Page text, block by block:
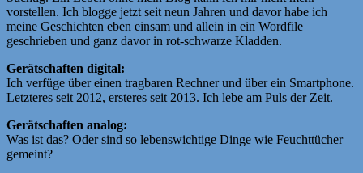
vorstellen. Ich blogge jetzt seit neun Jahren und davor habe ich
meine Geschichten eben einsam und allein in ein Wordfile
geschrieben und ganz davor in rot-schwarze Kladden.
Gerätschaften digital:
Ich verfüge über einen tragbaren Rechner und über ein Smartphone.
Letzteres seit 2012, ersteres seit 2013. Ich lebe am Puls der Zeit.
Gerätschaften analog:
Was ist das? Oder sind so lebenswichtige Dinge wie Feuchttücher
gemeint?